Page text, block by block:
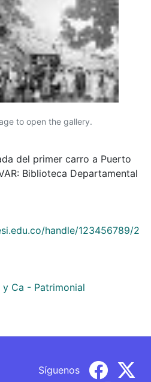
to open the gallery.
del primer carro a Puerto
Biblioteca Departamental
handle/123456789/2
y Ca - Patrimonial
Síguenos